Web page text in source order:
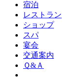
宿泊
レストラン
ショップ
スパ
宴会
交通案内
Ｑ&Ａ